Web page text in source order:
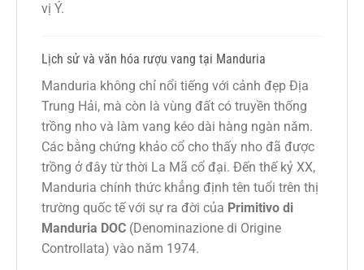
vị Ý.
Lịch sử và văn hóa rượu vang tại Manduria
Manduria không chỉ nổi tiếng với cảnh đẹp Địa
Trung Hải, mà còn là vùng đất có truyền thống
trồng nho và làm vang kéo dài hàng ngàn năm.
Các bằng chứng khảo cổ cho thấy nho đã được
trồng ở đây từ thời La Mã cổ đại. Đến thế kỷ XX,
Manduria chính thức khẳng định tên tuổi trên thị
trường quốc tế với sự ra đời của Primitivo di
Manduria DOC (Denominazione di Origine
Controllata) vào năm 1974.